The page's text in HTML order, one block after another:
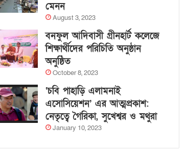
মেনন
August 3, 2023
বনফুল আদিবাসী গ্রীনহার্ট কলেজে
শিক্ষার্থীদের পরিচিতি অনুষ্ঠান
অনুষ্ঠিত
October 8, 2023
‘চবি পাহাড়ি এলামনাই
এসোসিয়েশন’ এর আত্মপ্রকাশ:
নেতৃত্বে গৈরিকা, সুখেশ্বর ও মথুরা
January 10, 2023